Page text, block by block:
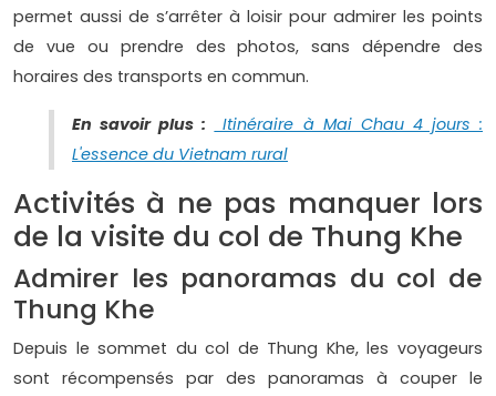
permet aussi de s’arrêter à loisir pour admirer les points
de vue ou prendre des photos, sans dépendre des
horaires des transports en commun.
En savoir plus :
Itinéraire à Mai Chau 4 jours :
L'essence du Vietnam rural
Activités à ne pas manquer lors
de la visite du col de Thung Khe
Admirer les panoramas du col de
Thung Khe
Depuis le sommet du col de Thung Khe, les voyageurs
sont récompensés par des panoramas à couper le